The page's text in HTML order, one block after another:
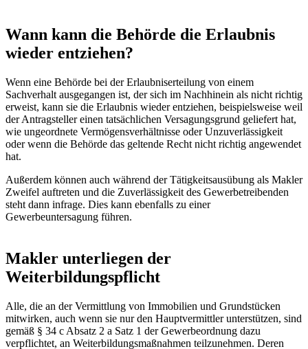
Wann kann die Behörde die Erlaubnis
wieder entziehen?
Wenn eine Behörde bei der Erlaubniserteilung von einem
Sachverhalt ausgegangen ist, der sich im Nachhinein als nicht richtig
erweist, kann sie die Erlaubnis wieder entziehen, beispielsweise weil
der Antragsteller einen tatsächlichen Versagungsgrund geliefert hat,
wie ungeordnete Vermögensverhältnisse oder Unzuverlässigkeit
oder wenn die Behörde das geltende Recht nicht richtig angewendet
hat.
Außerdem können auch während der Tätigkeitsausübung als Makler
Zweifel auftreten und die Zuverlässigkeit des Gewerbetreibenden
steht dann infrage. Dies kann ebenfalls zu einer
Gewerbeuntersagung führen.
Makler unterliegen der
Weiterbildungspflicht
Alle, die an der Vermittlung von Immobilien und Grundstücken
mitwirken, auch wenn sie nur den Hauptvermittler unterstützen, sind
gemäß § 34 c Absatz 2 a Satz 1 der Gewerbeordnung dazu
verpflichtet, an Weiterbildungsmaßnahmen teilzunehmen. Deren